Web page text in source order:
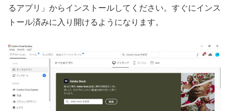
るアプリ」からインストールしてください。すぐにインス
トール済みに入り開けるようになります。